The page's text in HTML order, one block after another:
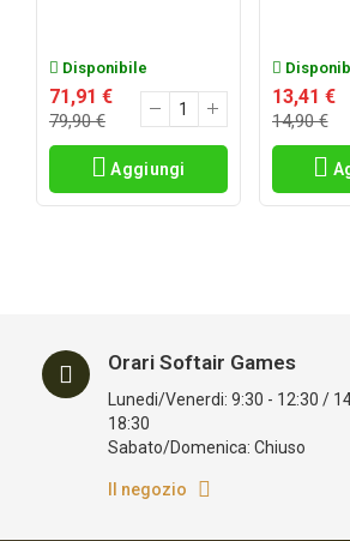
Disponibile
71,91 €
79,90 €
Aggiungi
13,41 €
14,90 €
Orari Softair Games
Lunedi/Venerdi: 9:30 - 12:30 /
18:30
Sabato/Domenica: Chiuso
Il negozio